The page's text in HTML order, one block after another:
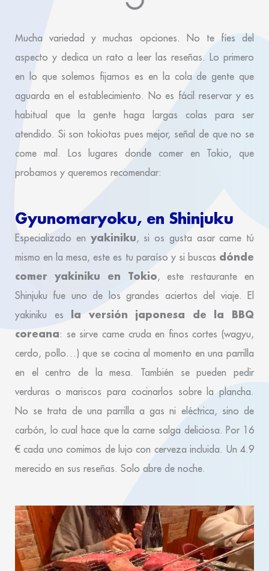
Mucha variedad y muchas opciones. No te fíes del
aspecto y dedica un rato a leer las reseñas. Lo primero
en lo que solemos fijarnos es en la cola de gente que
aguarda en el establecimiento. No es fácil reservar y es
habitual que la gente haga largas colas para ser
atendido. Si son tokiotas pues mejor, señal de que no se
come mal. Los lugares donde comer en Tokio, que
probamos y queremos recomendar:
Gyunomaryoku, en Shinjuku
Especializado en yakiniku, si os gusta asar carne tú
mismo en la mesa, este es tu paraíso y si buscas dónde
comer yakiniku en Tokio, este restaurante en
Shinjuku fue uno de los grandes aciertos del viaje. El
yakiniku es la versión japonesa de la BBQ
coreana: se sirve carne cruda en finos cortes (wagyu,
cerdo, pollo…) que se cocina al momento en una parrilla
en el centro de la mesa. También se pueden pedir
verduras o mariscos para cocinarlos sobre la plancha.
No se trata de una parrilla a gas ni eléctrica, sino de
carbón, lo cual hace que la carne salga deliciosa. Por 16
€ cada uno comimos de lujo con cerveza incluida. Un 4.9
merecido en sus reseñas. Solo abre de noche.